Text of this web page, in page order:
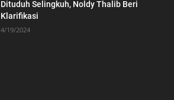
Dituduh Selingkuh, Noldy Thalib Beri
Klarifikasi
4/19/2024